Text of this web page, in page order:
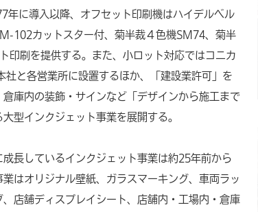
年に導入以降、オフセット印刷機はハイデルベル
102カットスター付、菊半裁４色機SM74、菊半
印刷を提供する。また、小ロット対応ではコニカ
社と各営業所に設置するほか、「建設業許可」を
庫内の装飾・サインなど「デザインから施工まで
型インクジェット事業を展開する。
長しているインクジェット事業は約25年前から
はオリジナル壁紙、ガラスマーキング、車両ラッ
店舗ディスプレイシート、店舗内・工場内・倉庫